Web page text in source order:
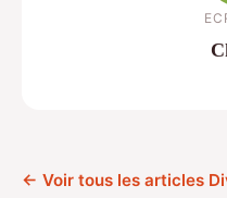
← Voir tous les articles